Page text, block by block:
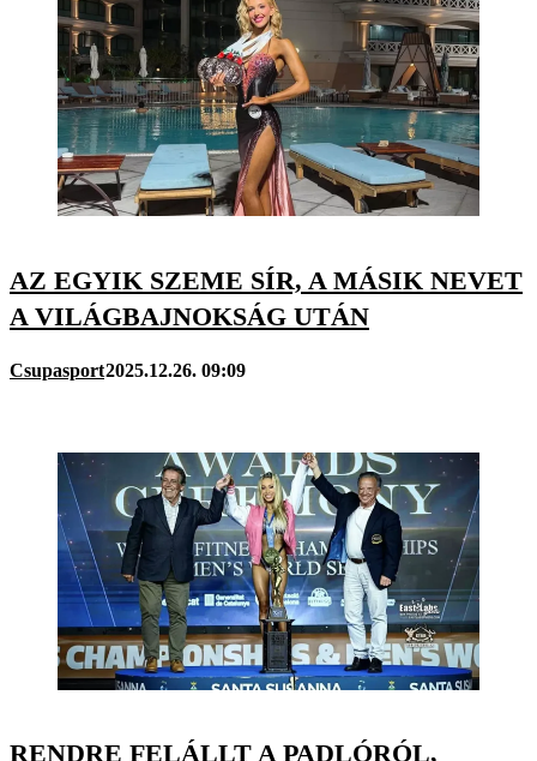
AZ EGYIK SZEME SÍR, A MÁSIK NEVET
A VILÁGBAJNOKSÁG UTÁN
Csupasport2025.12.26. 09:09
RENDRE FELÁLLT A PADLÓRÓL,